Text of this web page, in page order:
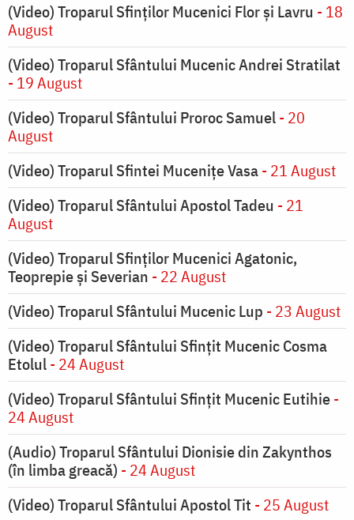
(Video) Troparul Sfinților Mucenici Flor și Lavru - 18
August
(Video) Troparul Sfântului Mucenic Andrei Stratilat
- 19 August
(Video) Troparul Sfântului Proroc Samuel- 20
August
(Video) Troparul Sfintei Mucenițe Vasa- 21 August
(Video) Troparul Sfântului Apostol Tadeu - 21
August
(Video) Troparul Sfinților Mucenici Agatonic,
Teoprepie și Severian - 22 August
(Video) Troparul Sfântului Mucenic Lup - 23 August
(Video) Troparul Sfântului Sfințit Mucenic Cosma
Etolul- 24 August
(Video) Troparul Sfântului Sfințit Mucenic Eutihie-
24 August
(Audio) Troparul Sfântului Dionisie din Zakynthos
(în limba greacă) - 24 August
(Video) Troparul Sfântului Apostol Tit - 25 August